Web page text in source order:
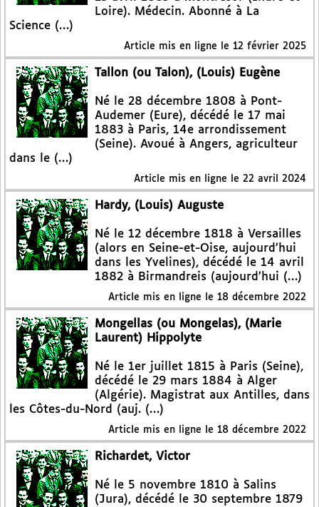
Loire). Médecin. Abonné à La
Science (…)
Article mis en ligne le 12 février 2025
Tallon (ou Talon), (Louis) Eugène
Né le 28 décembre 1808 à Pont-
Audemer (Eure), décédé le 17 mai
1883 à Paris, 14e arrondissement
(Seine). Avoué à Angers, agriculteur
dans le (…)
Article mis en ligne le 22 avril 2024
Hardy, (Louis) Auguste
Né le 12 décembre 1818 à Versailles
(alors en Seine-et-Oise, aujourd’hui
dans les Yvelines), décédé le 14 avril
1882 à Birmandreis (aujourd’hui (…)
Article mis en ligne le 18 décembre 2022
Mongellas (ou Mongelas), (Marie
Laurent) Hippolyte
Né le 1er juillet 1815 à Paris (Seine),
décédé le 29 mars 1884 à Alger
(Algérie). Magistrat aux Antilles, dans
les Côtes-du-Nord (auj. (…)
Article mis en ligne le 18 décembre 2022
Richardet, Victor
Né le 5 novembre 1810 à Salins
(Jura), décédé le 30 septembre 1879